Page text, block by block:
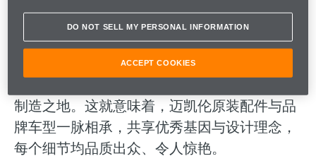
每个迈凯伦原装配件均与车型造型设计、驾驭
体验与功能属性相辅相成，其中原因不言而
喻。它们由迈凯伦工程师团队于迈凯伦全球技
制造之地。这就意味着，迈凯伦原装配件与品
牌车型一脉相承，共享优秀基因与设计理念，
每个细节均品质出众、令人惊艳。
DO NOT SELL MY PERSONAL INFORMATION
ACCEPT COOKIES